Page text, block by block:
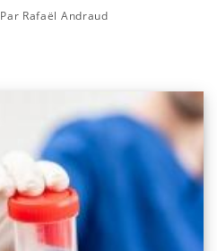
Par Rafaël Andraud